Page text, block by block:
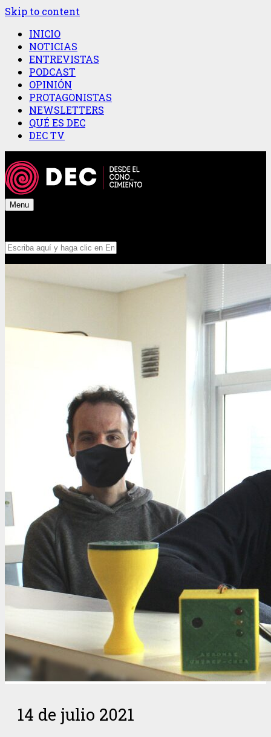
Skip to content
INICIO
NOTICIAS
ENTREVISTAS
PODCAST
OPINIÓN
PROTAGONISTAS
NEWSLETTERS
QUÉ ES DEC
DEC TV
Menu
14 de julio 2021